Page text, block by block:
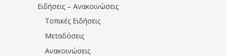
Ειδήσεις – Ανακοινώσεις
Τοπικές Ειδήσεις
Μεταδόσεις
Ανακοινώσεις